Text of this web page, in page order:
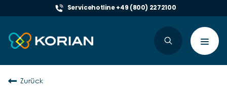
Servicehotline +49 (800) 2272100
Zurück